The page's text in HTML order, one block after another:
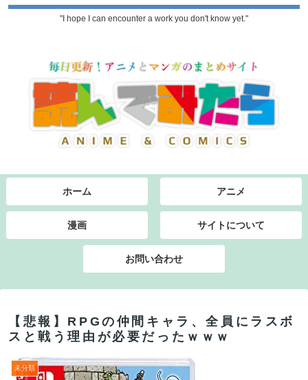
"I hope I can encounter a work you don't know yet."
ホーム アニメ
漫画 サイトについて
お問い合わせ
【悲報】RPGの仲間キャラ、全員にラスボ
スと戦う理由が必要だったｗｗｗ
未分類